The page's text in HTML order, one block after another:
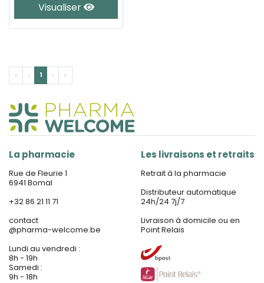
Visualiser
« ‹ 1 › »
La pharmacie
Rue de Fleurie 1
6941 Bomal
+32 86 21 11 71
contact
@pharma-welcome.be
Lundi au vendredi :
8h - 19h
Samedi :
9h - 18h
Les livraisons et retraits
Retrait à la pharmacie
Distributeur automatique
24h/24 7j/7
Livraison à domicile ou en
Point Relais